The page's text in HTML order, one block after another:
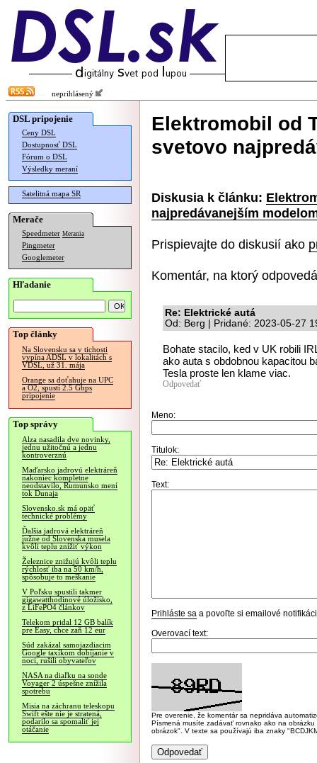
neprihlásený
DSL pripojenie
Ceny DSL
Dostupnosť DSL
Fórum o DSL
Výsledky meraní
Satelitná mapa SR
Merače
Speedmeter Merania
Pingmeter
Googlemeter
Hľadanie
Top články
Na Slovensku sa v tichosti
vypína ADSL v lokalitách s
VDSL, už 31. mája
Orange sa doťahuje na UPC
a O2, spustí 2.5 Gbps
pripojenie
Top správy
Alza nasadila dve novinky,
jednu užitočnú a jednu
kontroverznú
Maďarsko jadrovú elektráreň
nakoniec kompletne
neodstavilo, Rumunsko mení
tok Dunaja
Slovensko.sk má opäť
technické problémy
Ďalšia jadrová elektráreň
južne od Slovenska musela
kvôli teplu znížiť výkon
Železnice znižujú kvôli teplu
rýchlosť iba na 50 km/h,
spôsobuje to meškanie
V Poľsku spustili takmer
gigawatthodinové úložisko,
z LiFePO4 článkov
Telekom pridal 12 GB balík
pre Easy, chce zaň 12 eur
Súd zakázal samojazdiacim
Google taxíkom dobíjanie v
noci, rušili obyvateľov
NASA na diaľku na sonde
Voyager 2 úspešne znížila
spotrebu
Misia na záchranu teleskopu
Swift ešte nie je stratená,
podarilo sa spomaliť jej
otáčanie
Elektromobil od
svetovo
Diskusia k článku:
najpredávanejším
Prispievajte do diskusií ako
Komentár, na ktorý
Re: Elektrické autá
Od: Berg | Pridané: 2023-05-27
Bohate stacilo, ked v UK robili
ako auta s obdobnou kapacitou
Tesla proste len klame viac.
Odpovedať
Meno:
Titulok:
Text:
Prihláste sa a povoľte si emailové
Overovací text:
Pre overenie, že komentár sa nepridáva
Písmená musíte zadávať rovnako ako na
obrázok". V texte sa používajú iba znaky